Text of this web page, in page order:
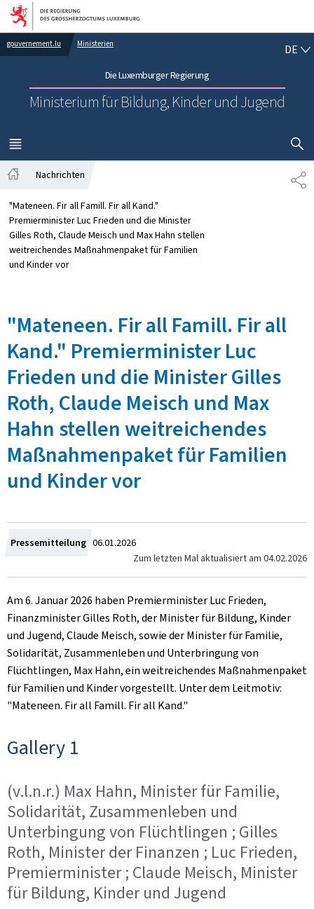
Zur Hauptnavigation
Zum Inhalt
gouvernement.lu Ministerien
Die Luxemburger Regierung
Ministerium für Bildung, Kinder und Jugend
DE
MENÜ
HAUPT-
Nachrichten
"Mateneen. Fir all Famill. Fir all Kand."
Premierminister Luc Frieden und die Minister
Gilles Roth, Claude Meisch und Max Hahn stellen
weitreichendes Maßnahmenpaket für Familien
und Kinder vor
"Mateneen. Fir all Famill. Fir all
Kand." Premierminister Luc
Frieden und die Minister Gilles
Roth, Claude Meisch und Max
Hahn stellen weitreichendes
Maßnahmenpaket für Familien
und Kinder vor
Pressemitteilung Zum
06.01.2026
Zum letzten Mal aktualisiert am 04.02.2026
Am 6. Januar 2026 haben Premierminister Luc Frieden,
Finanzminister Gilles Roth, der Minister für Bildung, Kinder
und Jugend, Claude Meisch, sowie der Minister für Familie,
Solidarität, Zusammenleben und Unterbringung von
Flüchtlingen, Max Hahn, ein weitreichendes Maßnahmenpaket
für Familien und Kinder vorgestellt. Unter dem Leitmotiv:
"Mateneen. Fir all Famill. Fir all Kand."
Gallery 1
(v.l.n.r.) Max Hahn, Minister für Familie,
Solidarität, Zusammenleben und
Unterbingung von Flüchtlingen ; Gilles
Roth, Minister der Finanzen ; Luc Frieden,
Premierminister ; Claude Meisch, Minister
für Bildung, Kinder und Jugend